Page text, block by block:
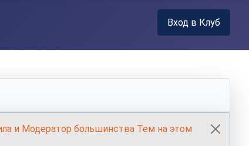
Вход в Клуб
и Модератор большинства Тем на этом